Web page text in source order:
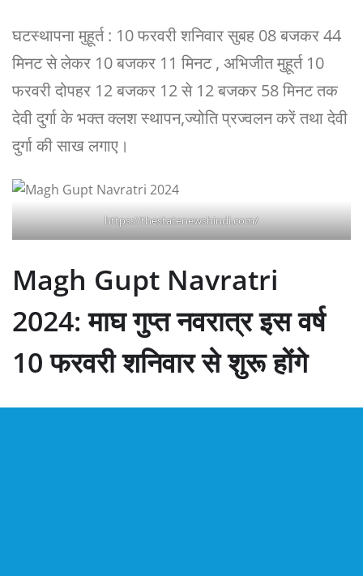
घटस्थापना मुहूर्त : 10 फरवरी शनिवार सुबह 08 बजकर 44
मिनट से लेकर 10 बजकर 11 मिनट , अभिजीत मुहूर्त 10
फरवरी दोपहर 12 बजकर 12 से 12 बजकर 58 मिनट तक
देवी दुर्गा के भक्त क्लश स्थापन,ज्योति प्रज्वलन करें तथा देवी
दुर्गा की साख लगाए।
https://thestatenewshindi.com/
Magh Gupt Navratri
2024: माघ गुप्त नवरात्र इस वर्ष
10 फरवरी शनिवार से शुरू होंगे